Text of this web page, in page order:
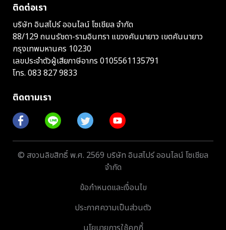
ติดต่อเรา
บริษัท อินสไปร์ ออนไลน์ โซเชียล จำกัด
88/129 ถนนรัชดา-รามอินทรา แขวงคันนายาว เขตคันนายาว
กรุงเทพมหานคร 10230
เลขประจำตัวผู้เสียภาษีอากร 0105561135791
โทร. 083 827 9833
ติดตามเรา
© สงวนลิขสิทธิ์ พ.ศ. 2569 บริษัท อินสไปร์ ออนไลน์ โซเชียล
จำกัด
ข้อกำหนดและเงื่อนไข
ประกาศความเป็นส่วนตัว